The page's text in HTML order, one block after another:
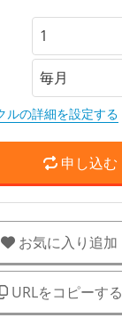
ルの詳細を設定する
申し込む
お気に入り追加
URLをコピーする